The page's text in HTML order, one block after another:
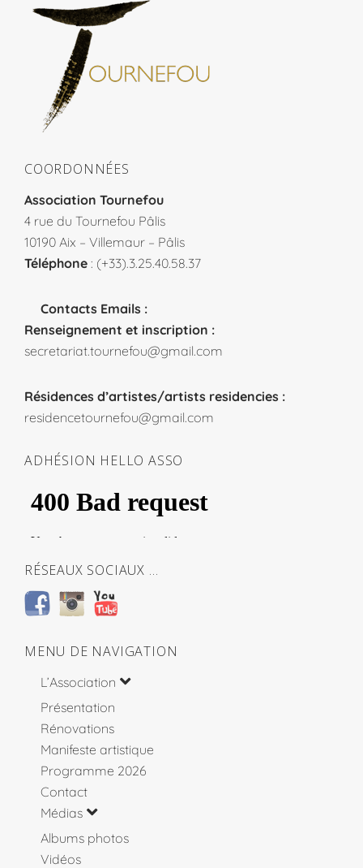
COORDONNÉES
Association Tournefou
4 rue du Tournefou Pâlis
10190 Aix – Villemaur – Pâlis
Téléphone : (+33).3.25.40.58.37
Contacts Emails :
Renseignement et inscription :
secretariat.tournefou@gmail.com
Résidences d’artistes/artists residencies :
residencetournefou@gmail.com
ADHÉSION HELLO ASSO
RÉSEAUX SOCIAUX …
MENU DE NAVIGATION
L’Association
Présentation
Rénovations
Manifeste artistique
Programme 2026
Contact
Médias
Albums photos
Vidéos